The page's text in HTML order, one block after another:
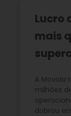
Lucro
mais
A Movida
milhões
dobrou